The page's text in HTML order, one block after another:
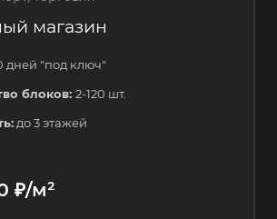
магазин
дней "под ключ"
блоков: 2-120 шт.
до 3 этажей
₽/м²